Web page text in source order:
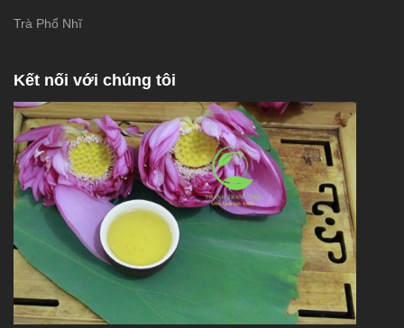
Trà Phổ Nhĩ
Kết nối với chúng tôi